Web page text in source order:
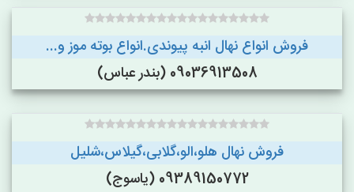
فروش انواع نهال انبه پیوندی.انواع بوته موز و...
09036913508 (بندر عباس)
فروش نهال هلو،الو،گلابی،گیلاس،شلیل
09389150772 (یاسوج)